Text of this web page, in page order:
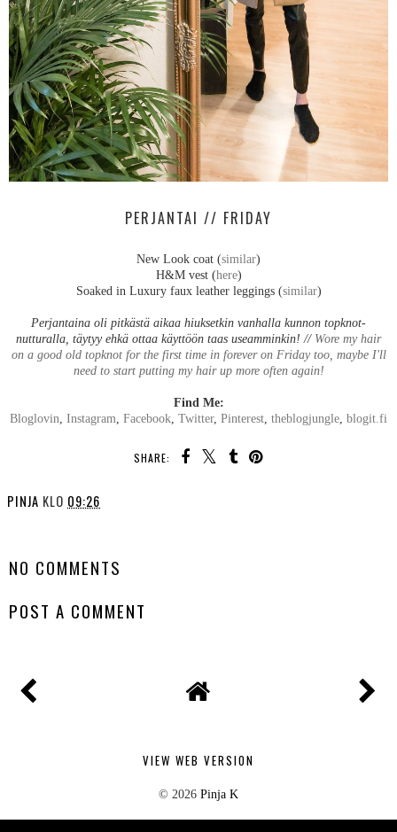
PERJANTAI // FRIDAY
New Look coat (similar)
H&M vest (here)
Soaked in Luxury faux leather leggings (similar)
Perjantaina oli pitkästä aikaa hiuksetkin vanhalla kunnon topknot-
nutturalla, täytyy ehkä ottaa käyttöön taas useamminkin! // Wore my hair
on a good old topknot for the first time in forever on Friday too, maybe I'll
need to start putting my hair up more often again!
Find Me:
Bloglovin Instagram Facebook Twitter, Pinterest theblogjungle blogit.fi
SHARE:
PINJA KLO 09:26
NO COMMENTS
POST A COMMENT
VIEW WEB VERSION
© 2026 Pinja K